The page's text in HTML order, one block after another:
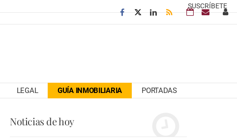
SUSCRÍBETE
LEGAL GUÍA INMOBILIARIA PORTADAS
Noticias de hoy